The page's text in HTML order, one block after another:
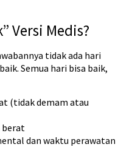
Versi Medis?
tidak ada hari
Semua hari bisa baik,
(tidak demam atau
berat
dan waktu perawatan